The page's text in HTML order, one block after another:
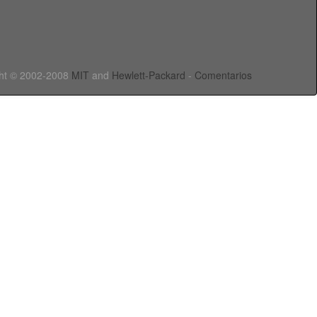
© 2002-2008 MIT and Hewlett-Packard - Comentarios